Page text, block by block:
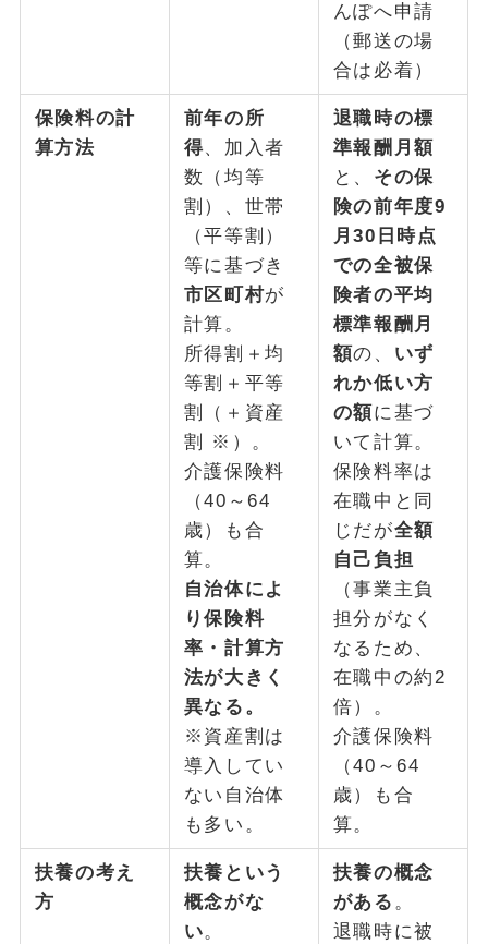
んぽへ申請
（郵送の場
合は必着）
保険料の計
算方法
前年の所
得、加入者
数（均等
割）、世帯
（平等割）
等に基づき
市区町村が
計算。
所得割＋均
等割＋平等
割（＋資産
割 ※）。
介護保険料
（40～64
歳）も合
算。
自治体によ
り保険料
率・計算方
法が大きく
異なる。
※資産割は
導入してい
ない自治体
も多い。
退職時の標
準報酬月額
と、 その保
険の前年度9
月30日時点
での全被保
険者の平均
標準報酬月
額の、 いず
れか低い方
の額に基づ
いて計算。
保険料率は
在職中と同
じだが全額
自己負担
（事業主負
担分がなく
なるため、
在職中の約2
倍）。
介護保険料
（40～64
歳）も合
算。
扶養の考え
方
扶養という
概念がな
い。
扶養の概念
がある 。
退職時に被